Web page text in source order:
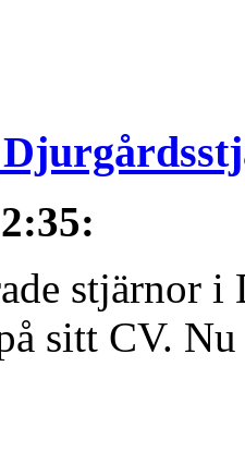
:
stjärnor i
sitt CV.